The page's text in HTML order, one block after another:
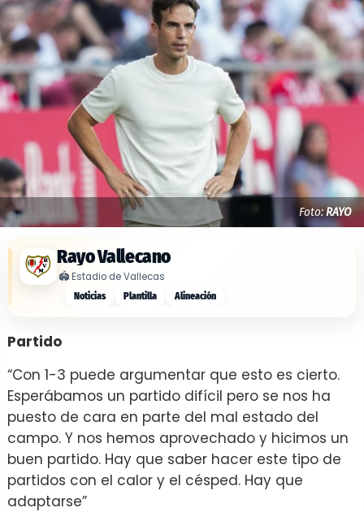
Foto:RAYO
Rayo Vallecano
🏟️Estadio de Vallecas
Noticias Plantilla Alineación
Partido
“Con 1-3 puede argumentar que esto es cierto.
Esperábamos un partido difícil pero se nos ha
puesto de cara en parte del mal estado del
campo. Y nos hemos aprovechado y hicimos un
buen partido. Hay que saber hacer este tipo de
partidos con el calor y el césped. Hay que
adaptarse”